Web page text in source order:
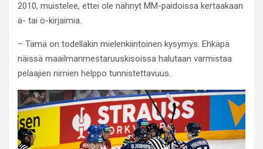
2010, muistelee, ettei ole nähnyt MM-paidoissa kertaakaan
ä- tai ö-kirjaimia.
– Tämä on todellakin mielenkiintoinen kysymys. Ehkäpä
näissä maailmanmestaruuskisoissa halutaan varmistaa
pelaajien nimien helppo tunnistettavuus.